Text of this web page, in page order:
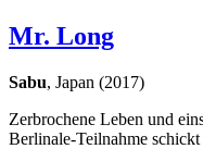
Mr. Long
Sabu, Japan (2017)
Zerbrochene Leben und
Berlinale-Teilnahme